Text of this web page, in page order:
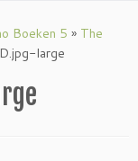
Boeken 5 » The
large